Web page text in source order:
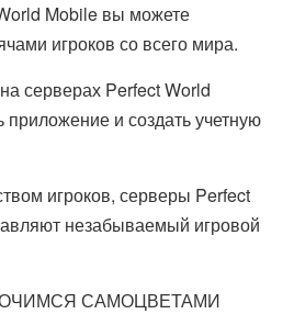
Mobile вы можете
игроков со всего мира.
серверах Perfect World
приложение и создать учетную
игроков, серверы Perfect
незабываемый игровой
САМОЦВЕТАМИ